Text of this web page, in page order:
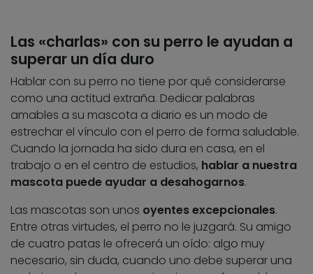
Las «charlas» con su perro le ayudan a
superar un día duro
Hablar con su perro no tiene por qué considerarse
como una actitud extraña. Dedicar palabras
amables a su mascota a diario es un modo de
estrechar el vínculo con el perro de forma saludable.
Cuando la jornada ha sido dura en casa, en el
trabajo o en el centro de estudios, hablar a nuestra
mascota puede ayudar a desahogarnos.
Las mascotas son unos oyentes excepcionales.
Entre otras virtudes, el perro no le juzgará. Su amigo
de cuatro patas le ofrecerá un oído: algo muy
necesario, sin duda, cuando uno debe superar una